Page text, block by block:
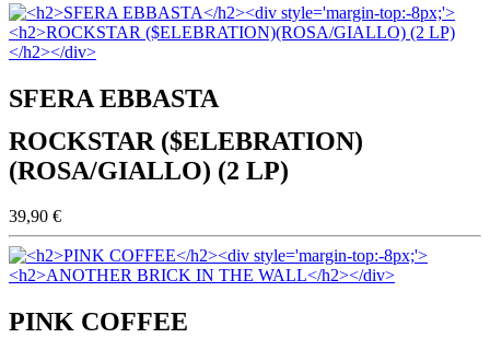
SFERA EBBASTA
ROCKSTAR ($ELEBRATION)
(ROSA/GIALLO) (2 LP)
39,90 €
PINK COFFEE